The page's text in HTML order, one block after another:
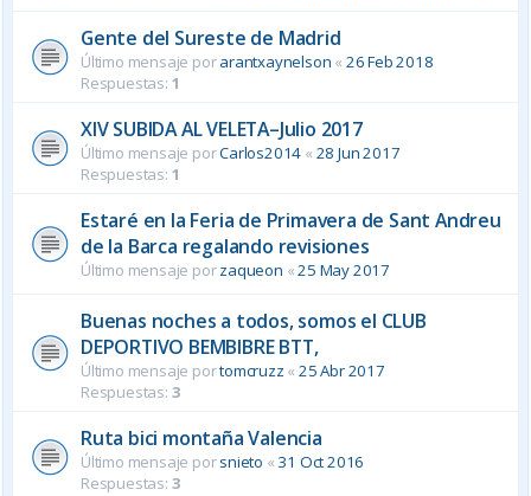
Gente del Sureste de Madrid
Último mensaje porarantxaynelson « 26 Feb 2018
Respuestas: 1
XIV SUBIDA AL VELETA–Julio 2017
Último mensaje porCarlos2014 « 28 Jun 2017
Respuestas: 1
Estaré en la Feria de Primavera de Sant Andreu
de la Barca regalando revisiones
Último mensaje porzaqueon «25 May 2017
Buenas noches a todos, somos el CLUB
DEPORTIVO BEMBIBRE BTT,
Último mensaje portomcruzz «25 Abr 2017
Respuestas: 3
Ruta bici montaña Valencia
Último mensaje porsnieto « 31 Oct 2016
Respuestas: 3